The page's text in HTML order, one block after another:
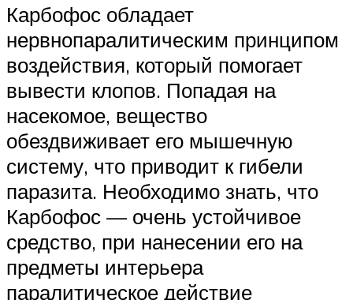
Карбофос обладает
нервнопаралитическим принципом
воздействия, который помогает
вывести клопов. Попадая на
насекомое, вещество
обездвиживает его мышечную
систему, что приводит к гибели
паразита. Необходимо знать, что
Карбофос — очень устойчивое
средство, при нанесении его на
предметы интерьера
паралитическое действие